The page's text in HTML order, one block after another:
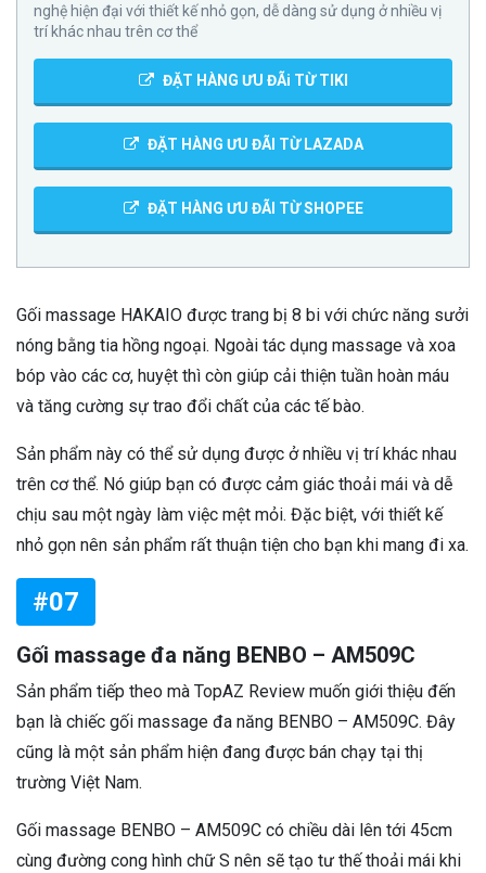
nghệ hiện đại với thiết kế nhỏ gọn, dễ dàng sử dụng ở nhiều vị
trí khác nhau trên cơ thể
ĐẶT HÀNG ƯU ĐÃi TỪ TIKI
ĐẶT HÀNG ƯU ĐÃI TỪ LAZADA
ĐẶT HÀNG ƯU ĐÃI TỪ SHOPEE
Gối massage HAKAIO được trang bị 8 bi với chức năng sưởi
nóng bằng tia hồng ngoại. Ngoài tác dụng massage và xoa
bóp vào các cơ, huyệt thì còn giúp cải thiện tuần hoàn máu
và tăng cường sự trao đổi chất của các tế bào.
Sản phẩm này có thể sử dụng được ở nhiều vị trí khác nhau
trên cơ thể. Nó giúp bạn có được cảm giác thoải mái và dễ
chịu sau một ngày làm việc mệt mỏi. Đặc biệt, với thiết kế
nhỏ gọn nên sản phẩm rất thuận tiện cho bạn khi mang đi xa.
#07
Gối massage đa năng BENBO – AM509C
Sản phẩm tiếp theo mà TopAZ Review muốn giới thiệu đến
bạn là chiếc gối massage đa năng BENBO – AM509C. Đây
cũng là một sản phẩm hiện đang được bán chạy tại thị
trường Việt Nam.
Gối massage BENBO – AM509C có chiều dài lên tới 45cm
cùng đường cong hình chữ S nên sẽ tạo tư thế thoải mái khi